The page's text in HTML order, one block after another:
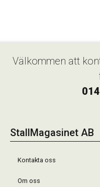
Välkommen att
StallMagasinet AB
Kontakta oss
Om oss